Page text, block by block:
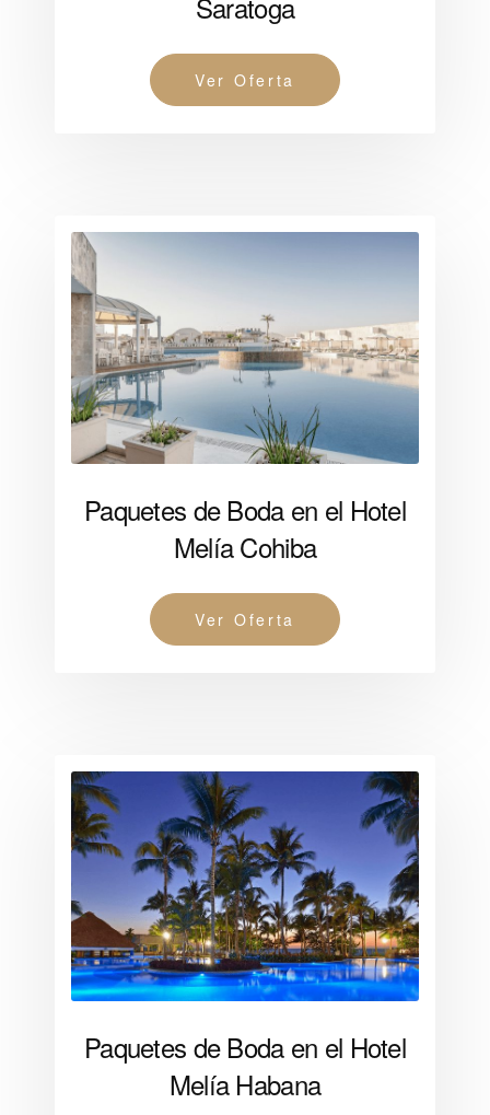
Ver Oferta
Paquetes de Boda en el Hotel
Melía Cohiba
Ver Oferta
Paquetes de Boda en el Hotel
Melía Habana